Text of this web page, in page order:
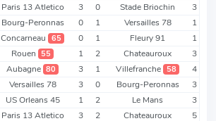
Paris 13 Atletico 3 0 Stade Briochin 3
Bourg-Peronnas 0 1 Versailles 78 1
Concarneau 65 0 1 Fleury 91 1
Rouen 55 1 2 Chateauroux 3
Aubagne 80 3 1 Villefranche 58 4
Versailles 78 3 0 Bourg-Peronnas 3
US Orleans 45 1 2 Le Mans 3
Paris 13 Atletico 3 2 Chateauroux 5